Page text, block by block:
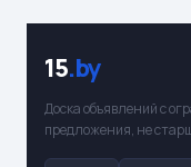
15.by
Доска объявлений с
предложения, не